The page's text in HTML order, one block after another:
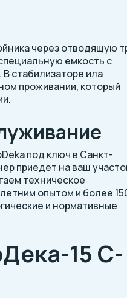
через отводящую
емкость с
стабилизаторе ила
проживании, который
под ключ в Санкт-
приедет на ваш
техническое
опытом и более
и нормативные
15 C-